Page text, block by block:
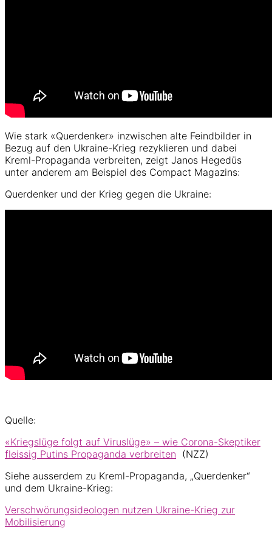
Wie stark «Querdenker» inzwischen alte Feindbilder in
Bezug auf den Ukraine-Krieg rezyklieren und dabei
Kreml-Propaganda verbreiten, zeigt Janos Hegedüs
unter anderem am Beispiel des Compact Magazins:
Querdenker und der Krieg gegen die Ukraine:
Quelle:
«Kriegslüge folgt auf Viruslüge» – wie Corona-Skeptiker
fleissig Putins Propaganda verbreiten (NZZ)
Siehe ausserdem zu Kreml-Propaganda, „Querdenker“
und dem Ukraine-Krieg:
Verschwörungsideologen nutzen Ukraine-Krieg zur
Mobilisierung